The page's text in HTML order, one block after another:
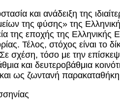
και ανάδειξη της
της φύσης» της
της εποχής της Ελληνικής
Τέλος, στόχος είναι
σχέση, τόσο με την
και δευτεροβάθμια
ως ζωντανή παρακαταθήκη